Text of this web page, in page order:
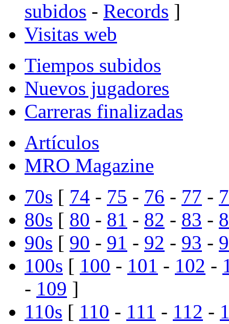
subidos - Records ]
Visitas web
Tiempos subidos
Nuevos jugadores
Carreras finalizadas
Artículos
MRO Magazine
70s [ 74 - 75 - 76 - 77 -
80s [ 80 - 81 - 82 - 83 -
90s [ 90 - 91 - 92 - 93 -
100s [ 100 - 101 - 102 -
- 109 ]
110s [ 110 - 111 - 112 -